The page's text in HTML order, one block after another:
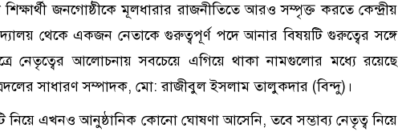
শিক্ষার্থী জনগোষ্ঠীকে মূলধারার রাজনীতিতে আরও সম্পৃক্ত করতে কেন্দ্রীয়
থেকে একজন নেতাকে গুরুত্বপূর্ণ পদে আনার বিষয়টি গুরুত্বের সঙ্গে
নেতৃত্বের আলোচনায় সবচেয়ে এগিয়ে থাকা নামগুলোর মধ্যে রয়েছে
সাধারণ সম্পাদক, মো: রাজীবুল ইসলাম তালুকদার (বিন্দু)।
নিয়ে এখনও আনুষ্ঠানিক কোনো ঘোষণা আসেনি, তবে সম্ভাব্য নেতৃত্ব নিয়ে